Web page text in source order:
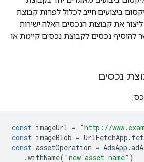
ביצועים חייב לכלול לפחות קבוצת
את קבוצות הנכסים האלה ישירות
להוסיף נכסים לקבוצת נכסים קיימת או
נכסים
const imageUrl = "http://
const imageBlob = UrlFetchApp .
const assetOperation = AdsApp .
.withName( "new asset name" )